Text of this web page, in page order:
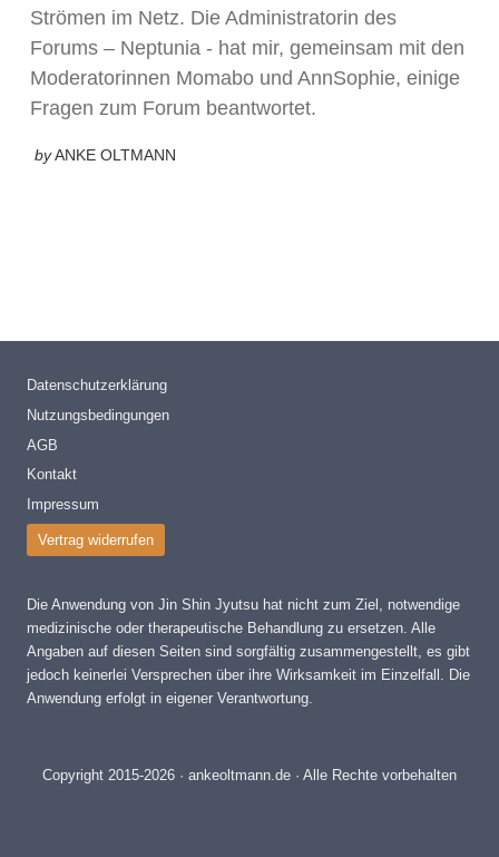
Strömen im Netz. Die Administratorin des
Forums – Neptunia - hat mir, gemeinsam mit den
Moderatorinnen Momabo und AnnSophie, einige
Fragen zum Forum beantwortet.
byANKE OLTMANN
Datenschutzerklärung
Nutzungsbedingungen
AGB
Kontakt
Impressum
Vertrag widerrufen
Die Anwendung von Jin Shin Jyutsu hat nicht zum Ziel, notwendige
medizinische oder therapeutische Behandlung zu ersetzen. Alle
Angaben auf diesen Seiten sind sorgfältig zusammengestellt, es gibt
jedoch keinerlei Versprechen über ihre Wirksamkeit im Einzelfall. Die
Anwendung erfolgt in eigener Verantwortung.
Copyright 2015-2026 · ankeoltmann.de · Alle Rechte vorbehalten